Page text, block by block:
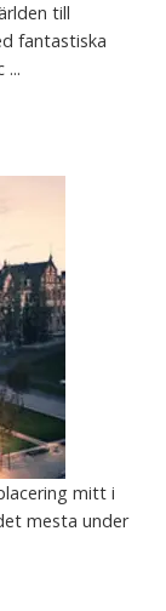
till
fantastiska
...
mitt i
mesta under